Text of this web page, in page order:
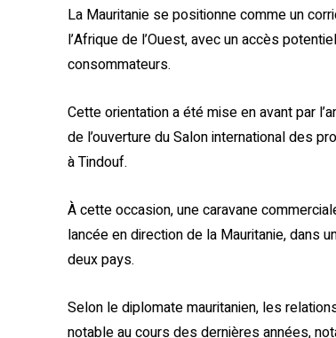
La Mauritanie se positionne comme un
l’Afrique de l’Ouest, avec un accès
consommateurs.
Cette orientation a été mise en avant par
de l’ouverture du Salon international des
à Tindouf.
À cette occasion, une caravane
lancée en direction de la Mauritanie, dans
deux pays.
Selon le diplomate mauritanien, les
notable au cours des dernières années,